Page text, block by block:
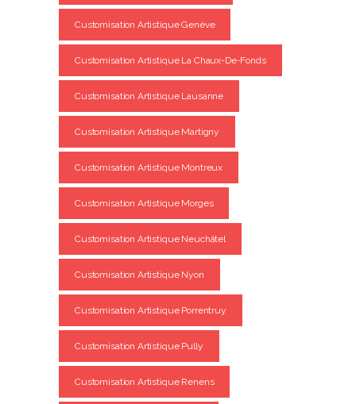
Customisation Artistique Genève
Customisation Artistique La Chaux-De-Fonds
Customisation Artistique Lausanne
Customisation Artistique Martigny
Customisation Artistique Montreux
Customisation Artistique Morges
Customisation Artistique Neuchâtel
Customisation Artistique Nyon
Customisation Artistique Porrentruy
Customisation Artistique Pully
Customisation Artistique Renens